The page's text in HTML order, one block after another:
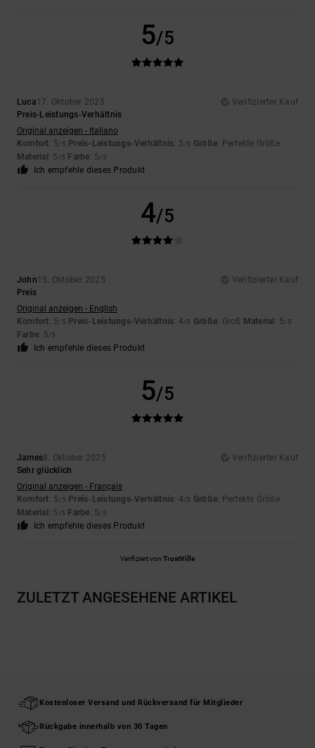
5/5
Luca17. Oktober 2025
Verifizierter Kauf
Preis-Leistungs-Verhältnis
Original anzeigen - Italiano
Komfort: 5/5 Preis-Leistungs-Verhältnis: 5/5 Größe: Perfekte Größe
Material : 5 /5 Farbe: 5/5
Ich empfehle dieses Produkt
4/5
John15. Oktober 2025
Verifizierter Kauf
Preis
Original anzeigen - English
Komfort: 5/5 Preis-Leistungs-Verhältnis: 4/5 Größe: Groß Material : 5/5
Farbe: 5/5
Ich empfehle dieses Produkt
5/5
James8. Oktober 2025
Verifizierter Kauf
Sehr glücklich
Original anzeigen - Français
Komfort: 5/5 Preis-Leistungs-Verhältnis: 4/5 Größe: Perfekte Größe
Material : 5 /5 Farbe: 5/5
Ich empfehle dieses Produkt
Verifiziert von TrustVille
ZULETZT ANGESEHENE ARTIKEL
Kostenloser Versand und Rückversand für Mitglieder
Rückgabe innerhalb von 30 Tagen